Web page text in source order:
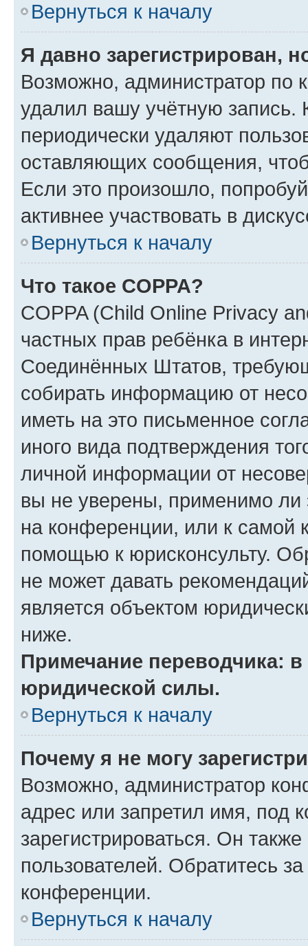
Вернуться к началу
Я давно зарегистрирован,
Возможно, администратор по
удалил вашу учётную запись.
периодически удаляют
оставляющих сообщения,
Если это произошло,
активнее участвовать в
Вернуться к началу
Что такое COPPA?
COPPA (Child Online Privacy
частных прав ребёнка в
Соединённых Штатов,
собирать информацию от
иметь на это письменное
иного вида подтверждения
личной информации от
вы не уверены, применимо ли
на конференции, или к самой
помощью к юрисконсульту.
не может давать
является объектом
ниже.
Примечание переводчика:
юридической силы.
Вернуться к началу
Почему я не могу
Возможно, администратор
адрес или запретил имя, под
зарегистрироваться. Он
пользователей. Обратитесь
конференции.
Вернуться к началу